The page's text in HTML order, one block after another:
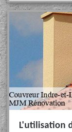
L'utilisation